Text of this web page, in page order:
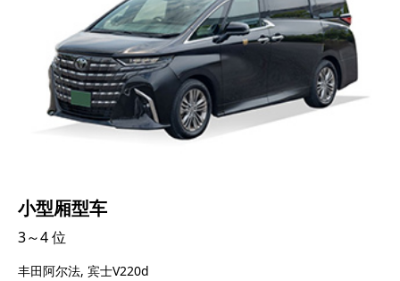
小型厢型车
3～4 位
丰田阿尔法, 宾士V220d